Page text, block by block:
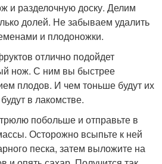
и разделочную доску. Делим
долей. Не забываем удалить
и плодоножки.
отлично подойдет
нож. С ним вы быстрее
плодов. И чем тоньше будут их
в лакомстве.
побольше и отправьте в
Осторожно всыпьте к ней
песка, затем выложите на